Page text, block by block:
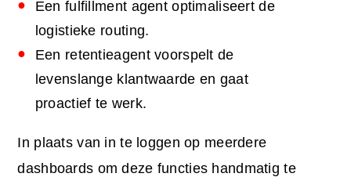
Een fulfillment agent optimaliseert de
logistieke routing.
Een retentieagent voorspelt de
levenslange klantwaarde en gaat
proactief te werk.
In plaats van in te loggen op meerdere
dashboards om deze functies handmatig te